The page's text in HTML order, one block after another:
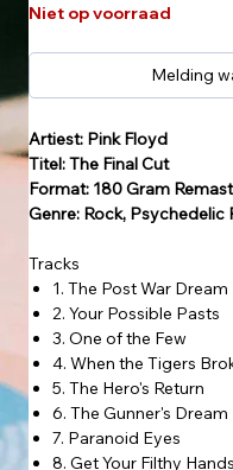
Niet op voorraad
Melding
Artiest: Pink Floyd
Titel: The Final Cut
Format: 180 Gram
Genre: Rock, Psychedelic
Tracks
1. The Post War Dream
2. Your Possible Pasts
3. One of the Few
4. When the Tigers
5. The Hero's Return
6. The Gunner's Dream
7. Paranoid Eyes
8. Get Your Filthy